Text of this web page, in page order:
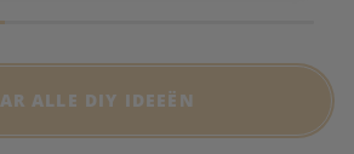
ALLE DIY IDEEËN